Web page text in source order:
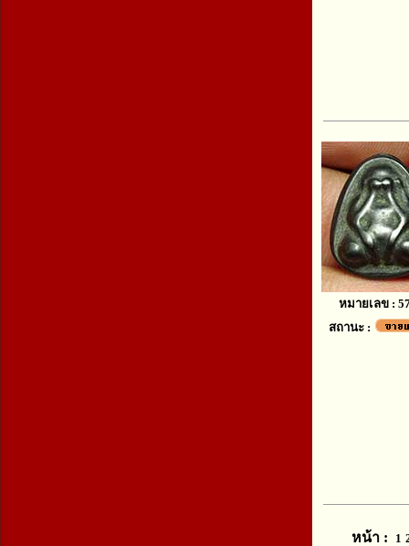
หมายเลข :
สถานะ :
หน้า : 1